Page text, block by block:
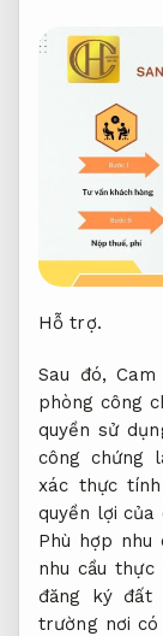
Hỗ trợ.
Sau đó,
phòng công
quyền sử
công chứng
xác thực
quyền lợi của
Phù hợp nhu
nhu cầu thực
đăng ký đất
trường nơi có